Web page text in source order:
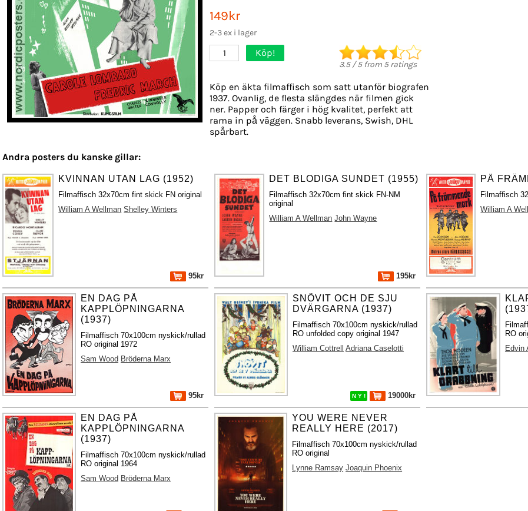
149kr
2-3 ex i lager
1 Köp!
3.5/5from 5ratings
Köp en äkta filmaffisch som satt utanför biografen
1937. Ovanlig, de flesta slängdes när filmen gick
ner. Papper och färger i hög kvalitet, perfekt att
rama in på väggen. Snabb leverans, Swish, DHL
spårbart.
Andra posters du kanske gillar:
KVINNAN UTAN LAG (1952)
Filmaffisch 32x70cm fint skick FN original
William A Wellman Shelley Winters
95kr
DET BLODIGA SUNDET (1955)
Filmaffisch 32x70cm fint skick FN-NM
original
William A Wellman John Wayne
195kr
PÅ
Filmaffisch
William A
EN DAG PÅ
KAPPLÖPNINGARNA
(1937)
Filmaffisch 70x100cm nyskick/rullad
RO original 1972
Sam Wood Bröderna Marx
95kr
SNÖVIT OCH DE SJU
DVÄRGARNA (1937)
Filmaffisch 70x100cm nyskick/rullad
RO unfolded copy original 1947
William Cottrell Adriana Caselotti
N Y ! 19000kr
RO
Edvin
EN DAG PÅ
KAPPLÖPNINGARNA
(1937)
Filmaffisch 70x100cm nyskick/rullad
RO original 1964
Sam Wood Bröderna Marx
YOU WERE NEVER
REALLY HERE (2017)
Filmaffisch 70x100cm nyskick/rullad
RO original
Lynne Ramsay Joaquin Phoenix